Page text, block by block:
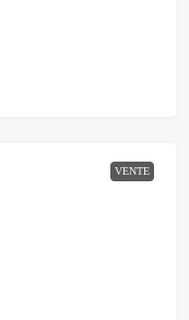
VENTE